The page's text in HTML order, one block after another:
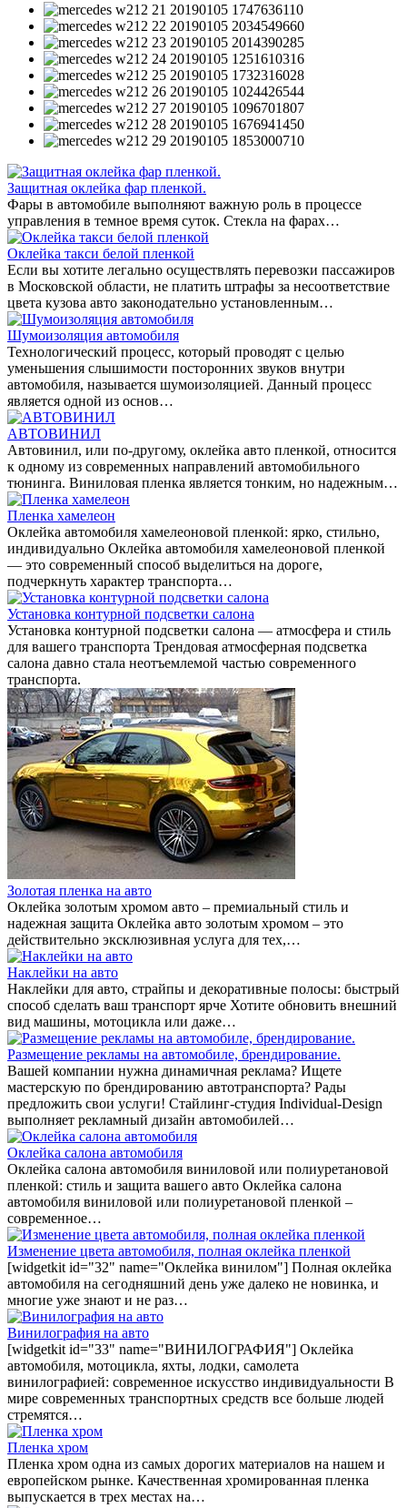
Защитная оклейка фар пленкой.
Фары в автомобиле выполняют важную роль в процессе
управления в темное время суток. Стекла на фарах…
Оклейка такси белой пленкой
Если вы хотите легально осуществлять перевозки пассажиров
в Московской области, не платить штрафы за несоответствие
цвета кузова авто законодательно установленным…
Шумоизоляция автомобиля
Технологический процесс, который проводят с целью
уменьшения слышимости посторонних звуков внутри
автомобиля, называется шумоизоляцией. Данный процесс
является одной из основ…
АВТОВИНИЛ
Автовинил, или по-другому, оклейка авто пленкой, относится
к одному из современных направлений автомобильного
тюнинга. Виниловая пленка является тонким, но надежным…
Пленка хамелеон
Оклейка автомобиля хамелеоновой пленкой: ярко, стильно,
индивидуально Оклейка автомобиля хамелеоновой пленкой
— это современный способ выделиться на дороге,
подчеркнуть характер транспорта…
Установка контурной подсветки салона
Установка контурной подсветки салона — атмосфера и стиль
для вашего транспорта Трендовая атмосферная подсветка
салона давно стала неотъемлемой частью современного
транспорта.
Золотая пленка на авто
Оклейка золотым хромом авто – премиальный стиль и
надежная защита Оклейка авто золотым хромом – это
действительно эксклюзивная услуга для тех,…
Наклейки на авто
Наклейки для авто, страйпы и декоративные полосы: быстрый
способ сделать ваш транспорт ярче Хотите обновить внешний
вид машины, мотоцикла или даже…
Размещение рекламы на автомобиле, брендирование.
Вашей компании нужна динамичная реклама? Ищете
мастерскую по брендированию автотранспорта? Рады
предложить свои услуги! Стайлинг-студия Individual-Design
выполняет рекламный дизайн автомобилей…
Оклейка салона автомобиля
Оклейка салона автомобиля виниловой или полиуретановой
пленкой: стиль и защита вашего авто Оклейка салона
автомобиля виниловой или полиуретановой пленкой –
современное…
Изменение цвета автомобиля, полная оклейка пленкой
[widgetkit id="32" name="Оклейка винилом"] Полная оклейка
автомобиля на сегодняшний день уже далеко не новинка, и
многие уже знают и не раз…
Винилография на авто
[widgetkit id="33" name="ВИНИЛОГРАФИЯ"] Оклейка
автомобиля, мотоцикла, яхты, лодки, самолета
винилографией: современное искусство индивидуальности В
мире современных транспортных средств все больше людей
стремятся…
Пленка хром
Пленка хром одна из самых дорогих материалов на нашем и
европейском рынке. Качественная хромированная пленка
выпускается в трех местах на…